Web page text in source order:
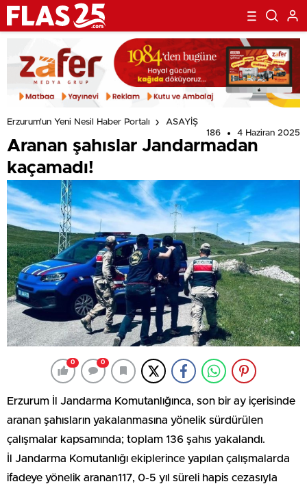
Erzurum'un Yeni Nesil Haber Portalı
ASAYİŞ
186
4 Haziran 2025
Aranan şahıslar Jandarmadan
kaçamadı!
0 0
Erzurum İl Jandarma Komutanlığınca, son bir ay içerisinde
aranan şahısların yakalanmasına yönelik sürdürülen
çalışmalar kapsamında; toplam 136 şahıs yakalandı.
İl Jandarma Komutanlığı ekiplerince yapılan çalışmalarda
ifadeye yönelik aranan117, 0-5 yıl süreli hapis cezasıyla